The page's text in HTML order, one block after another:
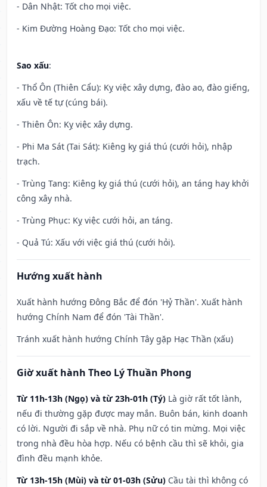
- Dân Nhật: Tốt cho mọi việc.
- Kim Đường Hoàng Đạo: Tốt cho mọi việc.
Sao xấu:
- Thổ Ôn (Thiên Cẩu): Kỵ việc xây dựng, đào ao, đào giếng,
xấu về tế tự (cúng bái).
- Thiên Ôn: Kỵ việc xây dựng.
- Phi Ma Sát (Tai Sát): Kiêng kỵ giá thú (cưới hỏi), nhập
trạch.
- Trùng Tang: Kiêng kỵ giá thú (cưới hỏi), an táng hay khởi
công xây nhà.
- Trùng Phục: Kỵ việc cưới hỏi, an táng.
- Quả Tú: Xấu với việc giá thú (cưới hỏi).
Hướng xuất hành
Xuất hành hướng Đông Bắc để đón 'Hỷ Thần'. Xuất hành
hướng Chính Nam để đón 'Tài Thần'.
Tránh xuất hành hướng Chính Tây gặp Hạc Thần (xấu)
Giờ xuất hành Theo Lý Thuần Phong
Từ 11h-13h (Ngọ) và từ 23h-01h (Tý) Là giờ rất tốt lành,
nếu đi thường gặp được may mắn. Buôn bán, kinh doanh
có lời. Người đi sắp về nhà. Phụ nữ có tin mừng. Mọi việc
trong nhà đều hòa hợp. Nếu có bệnh cầu thì sẽ khỏi, gia
đình đều mạnh khỏe.
Từ 13h-15h (Mùi) và từ 01-03h (Sửu) Cầu tài thì không có